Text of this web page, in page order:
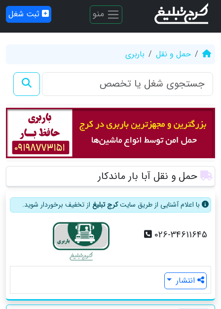
منو ثبت شغل
حمل و نقل باربری
حمل و نقل آبا بار ماندکار
با اعلام آشنایی از طریق سایتکرج تبلیغ از تخفیف برخوردار شوید.
026-34611645
انتشار